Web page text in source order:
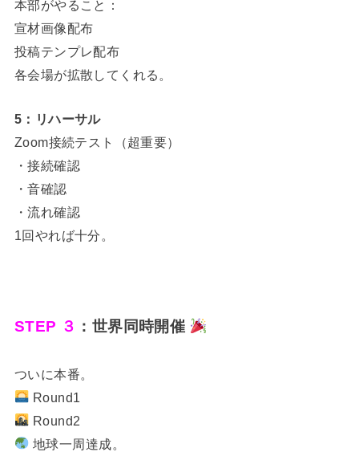
本部がやること：
宣材画像配布
投稿テンプレ配布
各会場が拡散してくれる。
5：リハーサル
Zoom接続テスト（超重要）
・接続確認
・音確認
・流れ確認
1回やれば十分。
STEP ３ ：世界同時開催
ついに本番。
Round1
Round2
地球一周達成。